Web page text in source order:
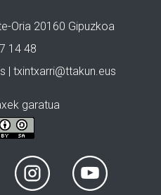
Oria 20160 Gipuzkoa
14 48
| txintxarri@ttakun.eus
garatua